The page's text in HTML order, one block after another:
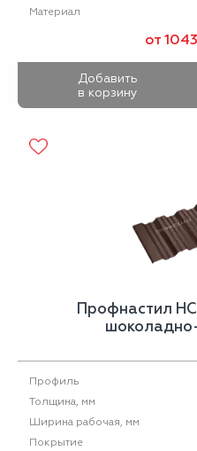
Материал
от
Добавить
в корзину
Профнастил
Профиль
Толщина, мм
Ширина рабочая, мм
Покрытие